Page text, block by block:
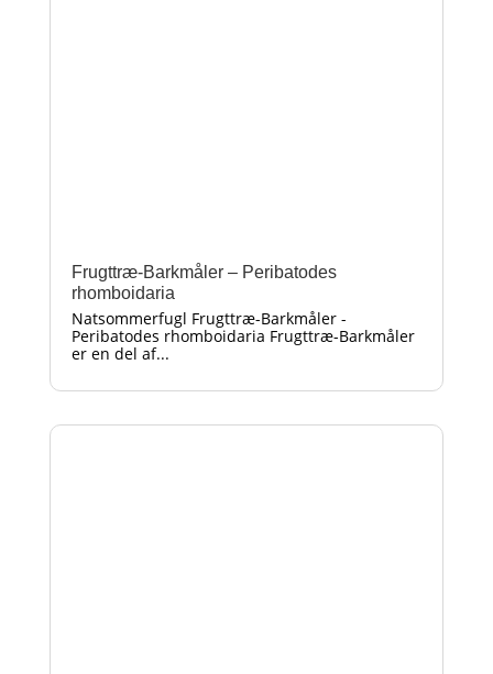
Frugttræ-Barkmåler – Peribatodes
rhomboidaria
Natsommerfugl Frugttræ-Barkmåler -
Peribatodes rhomboidaria Frugttræ-Barkmåler
er en del af...